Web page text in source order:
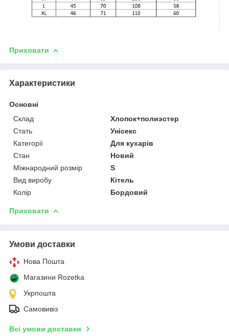
Приховати
Характеристики
Основні
Склад
Хлопок+полиэстер
Стать
Унісекс
Категорії
Для кухарів
Стан
Новий
Міжнародний розмір
S
Вид виробу
Кітель
Колір
Бордовий
Приховати
Умови доставки
Нова Пошта
Магазини Rozetka
Укрпошта
Самовивіз
Всі умови доставки